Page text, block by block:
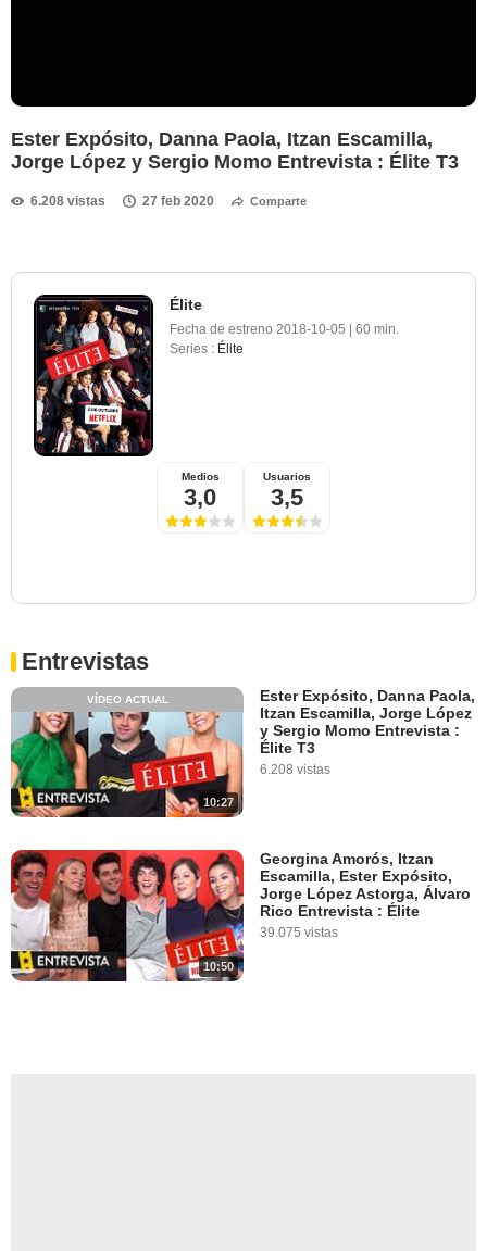
Ester Expósito, Danna Paola, Itzan Escamilla,
Jorge López y Sergio Momo Entrevista : Élite T3
6.208 vistas 27 feb 2020 Comparte
Élite
Fecha de estreno 2018-10-05 | 60 min.
Series : Élite
Medios
3,0
Usuarios
3,5
Entrevistas
10:27
VÍDEO ACTUAL
Ester Expósito, Danna Paola,
Itzan Escamilla, Jorge López
y Sergio Momo Entrevista :
Élite T3
6.208 vistas
10:50
Georgina Amorós, Itzan
Escamilla, Ester Expósito,
Jorge López Astorga, Álvaro
Rico Entrevista : Élite
39.075 vistas